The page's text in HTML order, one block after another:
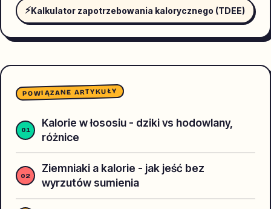
⚡Kalkulator zapotrzebowania kalorycznego (TDEE)
POWIĄZANE ARTYKUŁY
Kalorie w łososiu - dziki vs hodowlany,
różnice
Ziemniaki a kalorie - jak jeść bez
wyrzutów sumienia